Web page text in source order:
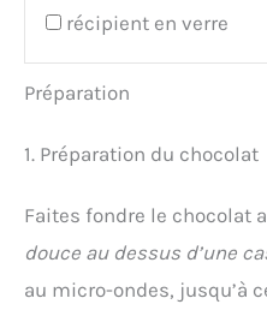
récipient en verre
Préparation
1. Préparation du chocolat
Faites fondre le chocolat
douce au dessus d’une
au micro-ondes, jusqu’à